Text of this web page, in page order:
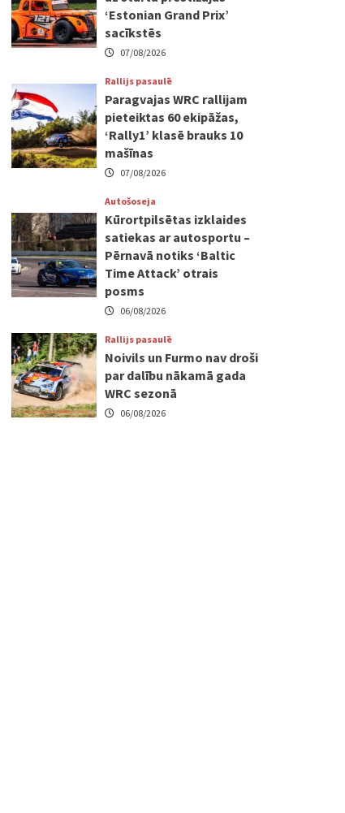
‘Estonian Grand Prix’
sacīkstēs
07/08/2026
Rallijs pasaulē
Paragvajas WRC rallijam
pieteiktas 60 ekipāžas,
‘Rally1’ klasē brauks 10
mašīnas
07/08/2026
Autošoseja
Kūrortpilsētas izklaides
satiekas ar autosportu –
Pērnavā notiks ‘Baltic
Time Attack’ otrais
posms
06/08/2026
Rallijs pasaulē
Noivils un Furmo nav droši
par dalību nākamā gada
WRC sezonā
06/08/2026